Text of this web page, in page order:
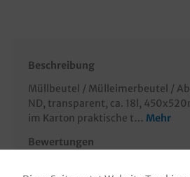
Beschreibung
Müllbeutel / Mülleimerbeutel /
ND, transparent, ca. 18l,
im Karton praktische t… Mehr
Bewertungen